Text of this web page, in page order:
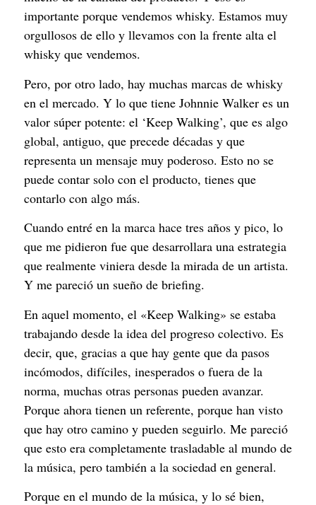
importante porque vendemos whisky. Estamos muy
orgullosos de ello y llevamos con la frente alta el
whisky que vendemos.
Pero, por otro lado, hay muchas marcas de whisky
en el mercado. Y lo que tiene Johnnie Walker es un
valor súper potente: el ‘Keep Walking’, que es algo
global, antiguo, que precede décadas y que
representa un mensaje muy poderoso. Esto no se
puede contar solo con el producto, tienes que
contarlo con algo más.
Cuando entré en la marca hace tres años y pico, lo
que me pidieron fue que desarrollara una estrategia
que realmente viniera desde la mirada de un artista.
Y me pareció un sueño de briefing.
En aquel momento, el «Keep Walking» se estaba
trabajando desde la idea del progreso colectivo. Es
decir, que, gracias a que hay gente que da pasos
incómodos, difíciles, inesperados o fuera de la
norma, muchas otras personas pueden avanzar.
Porque ahora tienen un referente, porque han visto
que hay otro camino y pueden seguirlo. Me pareció
que esto era completamente trasladable al mundo de
la música, pero también a la sociedad en general.
Porque en el mundo de la música, y lo sé bien,